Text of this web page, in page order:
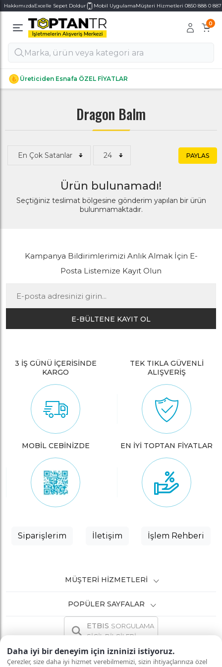
Daha iyi bir deneyim için izninizi istiyoruz.
Çerezler, size daha iyi hizmet verebilmemizi, sizin ihtiyaçlarınıza özel
HakkımızdaExcelle Sepet Doldur Mobil UygulamaMüşteri Hizmetleri 0850 888 0 887
0
Üreticiden Esnafa ÖZEL FİYATLAR
Alt Kategoriler
Alt Kategoriler
Dragon Balm
PAYLAS
Ürün bulunamadı!
Seçtiğiniz teslimat bölgesine gönderim yapılan bir ürün
bulunmamaktadır.
Kampanya Bildirimlerimizi Anlık Almak İçin E-
Posta Listemize Kayıt Olun
E-BÜLTENE KAYIT OL
3 İŞ GÜNÜ İÇERİSİNDE
KARGO
TEK TIKLA GÜVENLİ
ALIŞVERİŞ
MOBİL CEBİNİZDE EN İYİ TOPTAN FİYATLAR
Siparişlerim İletişim İşlem Rehberi
MÜŞTERI HIZMETLERI
POPÜLER SAYFALAR
ETBIS SORGULAMA
SİCİL BİLGİLERİ